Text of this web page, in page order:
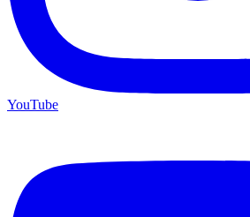
YouTube